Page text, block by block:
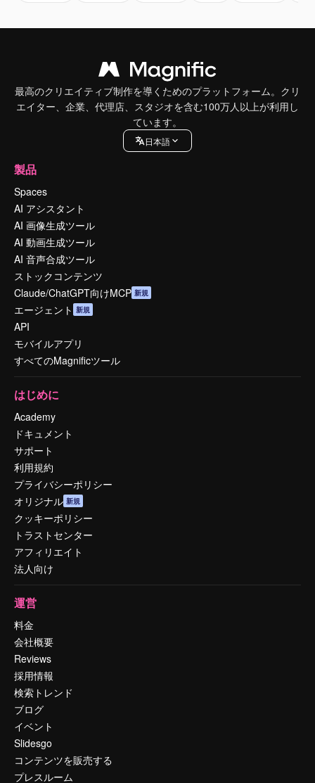
最高のクリエイティブ制作を導くためのプラットフォーム。クリ
エイター、企業、代理店、スタジオを含む100万人以上が利用し
ています。
日本語
製品
Spaces
AI アシスタント
AI 画像生成ツール
AI 動画生成ツール
AI 音声合成ツール
ストックコンテンツ
Claude/ChatGPT向けMCP 新規
エージェント 新規
API
モバイルアプリ
すべてのMagnificツール
はじめに
Academy
ドキュメント
サポート
利用規約
プライバシーポリシー
オリジナル 新規
クッキーポリシー
トラストセンター
アフィリエイト
法人向け
運営
料金
会社概要
Reviews
採用情報
検索トレンド
ブログ
イベント
Slidesgo
コンテンツを販売する
プレスルーム